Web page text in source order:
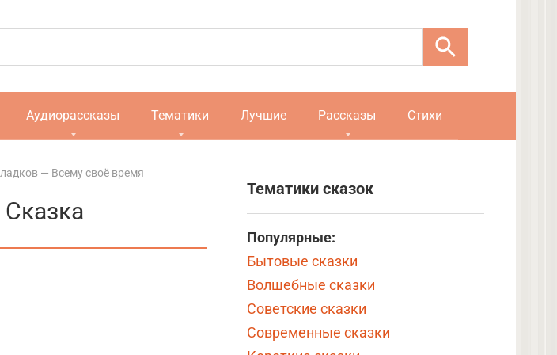
Аудиорассказы Тематики Лучшие Рассказы Стихи
— Всему своё время
Тематики сказок
Популярные:
Бытовые сказки
Волшебные сказки
Советские сказки
Современные сказки